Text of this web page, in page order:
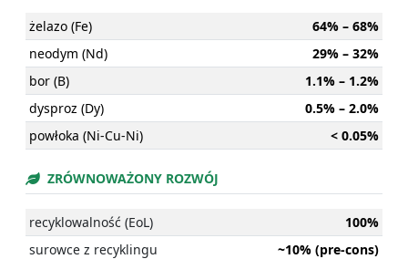
żelazo (Fe)
64% – 68%
neodym (Nd)
29% – 32%
bor (B)
1.1% – 1.2%
dysproz (Dy)
0.5% – 2.0%
powłoka (Ni-Cu-Ni)
< 0.05%
ZRÓWNOWAŻONY ROZWÓJ
recyklowalność (EoL)
100%
surowce z recyklingu
~10% (pre-cons)